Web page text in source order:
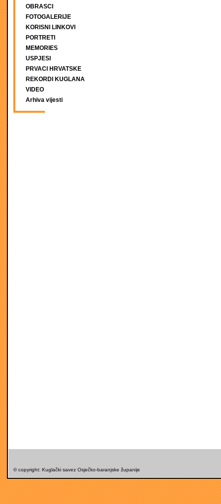
OBRASCI
FOTOGALERIJE
KORISNI LINKOVI
PORTRETI
MEMORIES
USPJESI
PRVACI HRVATSKE
REKORDI KUGLANA
VIDEO
Arhiva vijesti
© copyright: Kuglački savez Osječko-baranjske županije